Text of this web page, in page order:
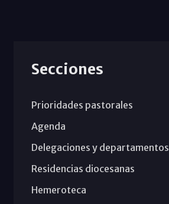
Secciones
Prioridades pastorales
Agenda
Delegaciones y departamentos
Residencias diocesanas
Hemeroteca